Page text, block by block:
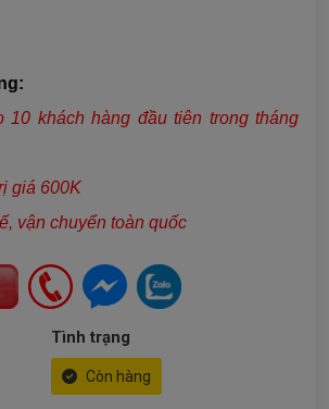
10 khách hàng đầu tiên trong tháng
giá 600K
vận chuyển toàn quốc
Tình trạng
Còn hàng